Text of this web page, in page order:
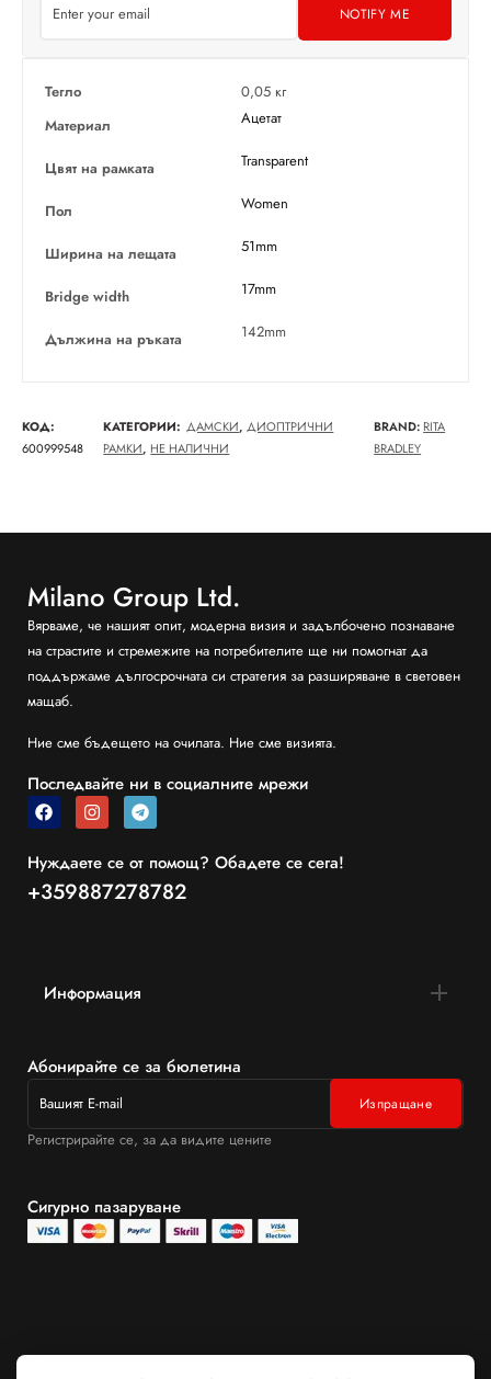
NOTIFY ME
Тегло
0,05 кг
Материал
Ацетат
Цвят на рамката Transparent
Пол Women
Ширина на лещата 51mm
Bridge width 17mm
Дължина на ръката 142mm
КОД:
600999548
КАТЕГОРИИ: ДАМСКИ,ДИОПТРИЧНИ
РАМКИ, НЕ НАЛИЧНИ
BRAND: RITA
BRADLEY
Milano Group Ltd.
Вярваме, че нашият опит, модерна визия и задълбочено познаване
на страстите и стремежите на потребителите ще ни помогнат да
поддържаме дългосрочната си стратегия за разширяване в световен
мащаб.
Ние сме бъдещето на очилата. Ние сме визията.
Последвайте ни в социалните мрежи
Нуждаете се от помощ? Обадете се сега!
+359887278782
Информация
Абонирайте се за бюлетина
Регистрирайте се, за да видите цените
Сигурно пазаруване